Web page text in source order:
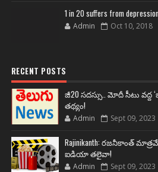
1 in 20 suffers from
Admin Oct 10, 2018
RECENT POSTS
జీ20 సదస్సు.. మోదీ సీటు వద్ద
తథ్యం!
Admin Sept 09, 2023
Rajinikanth: రజనీకాంత్
ఐడియా తలైవా!
Admin Sept 09, 2023